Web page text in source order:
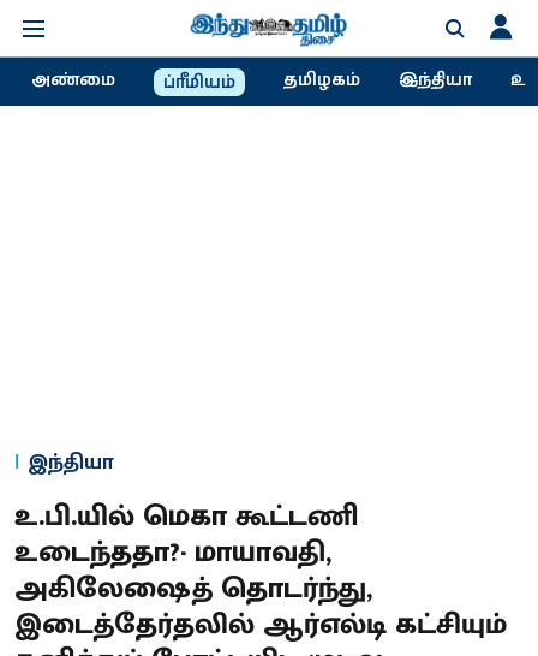
அண்மை ப்ரீமியம் தமிழகம் இந்தியா
இந்தியா
உ.பி.யில் மெகா கூட்டணி
உடைந்ததா?- மாயாவதி,
அகிலேஷைத் தொடர்ந்து,
இடைத்தேர்தலில் ஆர்எல்டி கட்சியும்